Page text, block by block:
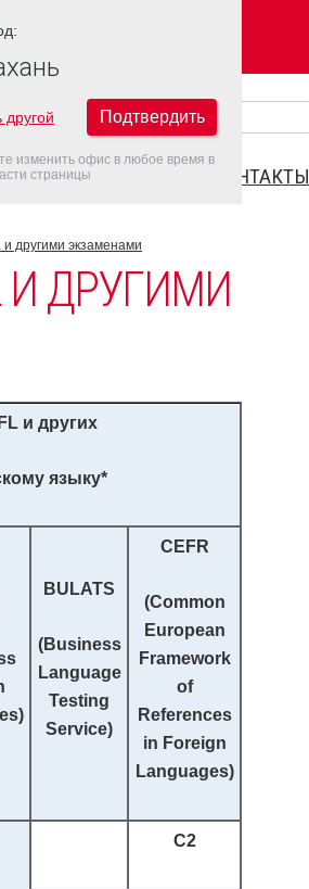
ДАТЫ IELTS 2022 КОНТАКТЫ
другими экзаменами
И ДРУГИМИ
и других
языку*
BULATS
(Business
Language
Testing
Service)
CEFR
(Common
European
Framework
of
References
in Foreign
Languages)
C2
другой Подтвердить
изменить офис в любое время в
страницы